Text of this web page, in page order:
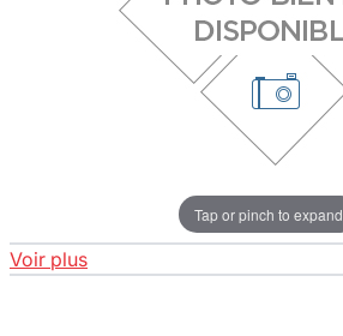
Tap or pinch to expand
Voir plus